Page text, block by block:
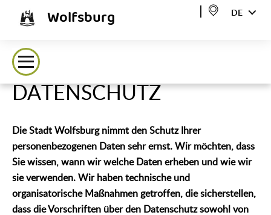
Wolfsburg DE
DATENSCHUTZ
Die Stadt Wolfsburg nimmt den Schutz Ihrer
personenbezogenen Daten sehr ernst. Wir möchten, dass
Sie wissen, wann wir welche Daten erheben und wie wir
sie verwenden. Wir haben technische und
organisatorische Maßnahmen getroffen, die sicherstellen,
dass die Vorschriften über den Datenschutz sowohl von